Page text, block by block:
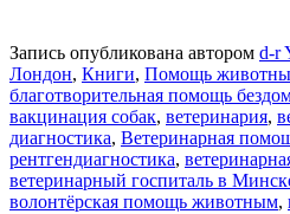
Запись опубликована автором d-r
Лондон, Книги, Помощь
благотворительная помощь
вакцинация собак, ветеринария,
диагностика, Ветеринарная
рентгендиагностика,
ветеринарный госпиталь в
волонтёрская помощь животным,